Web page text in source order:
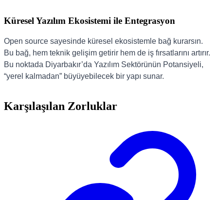
Küresel Yazılım Ekosistemi ile Entegrasyon
Open source sayesinde küresel ekosistemle bağ kurarsın.
Bu bağ, hem teknik gelişim getirir hem de iş fırsatlarını artırır.
Bu noktada Diyarbakır’da Yazılım Sektörünün Potansiyeli,
“yerel kalmadan” büyüyebilecek bir yapı sunar.
Karşılaşılan Zorluklar